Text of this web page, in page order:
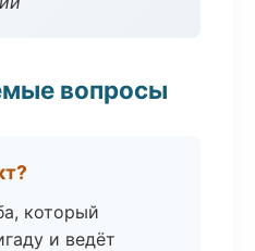
вопросы
который
и ведёт